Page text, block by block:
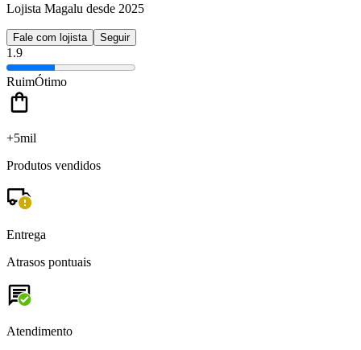
Lojista Magalu desde 2025
Fale com lojista Seguir
1.9
RuimÓtimo
+5mil
Produtos vendidos
Entrega
Atrasos pontuais
Atendimento